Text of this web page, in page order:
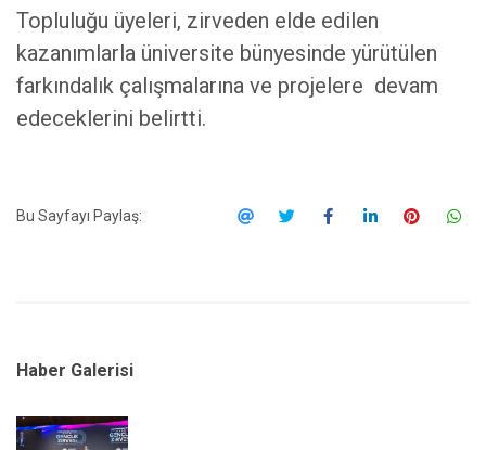
Topluluğu üyeleri, zirveden elde edilen
kazanımlarla üniversite bünyesinde yürütülen
farkındalık çalışmalarına ve projelere devam
edeceklerini belirtti.
Bu Sayfayı Paylaş:
Haber Galerisi